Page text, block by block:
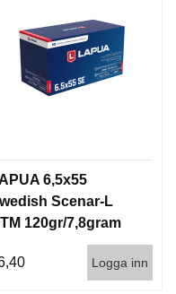
6,5x55
Scenar-L
120gr/7,8gram
600 920 m/s
Logga inn